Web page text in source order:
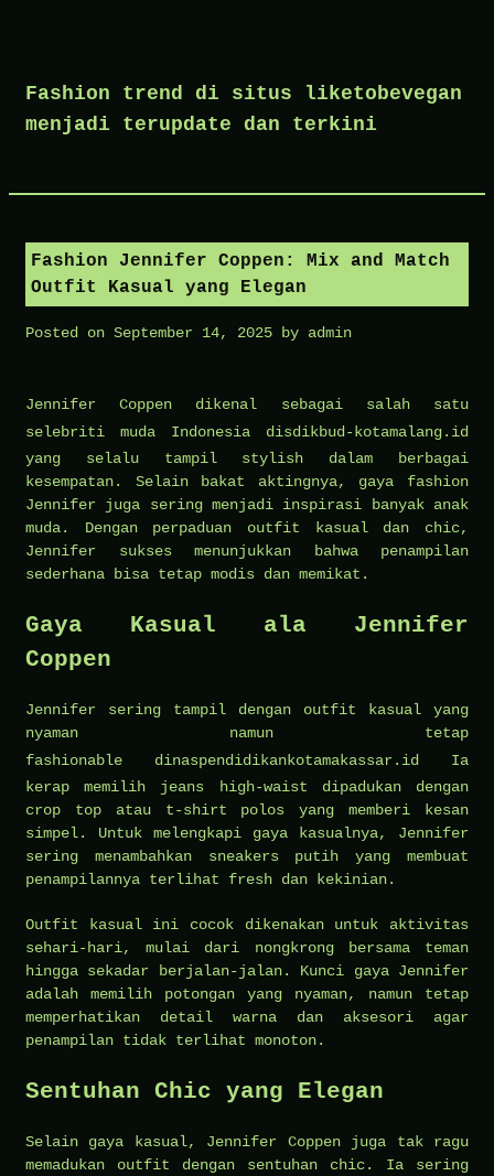
content
Fashion trend di situs liketobevegan
menjadi terupdate dan terkini
Fashion Jennifer Coppen: Mix and Match
Outfit Kasual yang Elegan
Posted on September 14, 2025 by admin
Jennifer Coppen dikenal sebagai salah satu
selebriti muda Indonesia disdikbud-kotamalang.id
yang selalu tampil stylish dalam berbagai
kesempatan. Selain bakat aktingnya, gaya fashion
Jennifer juga sering menjadi inspirasi banyak anak
muda. Dengan perpaduan outfit kasual dan chic,
Jennifer sukses menunjukkan bahwa penampilan
sederhana bisa tetap modis dan memikat.
Gaya Kasual ala Jennifer
Coppen
Jennifer sering tampil dengan outfit kasual yang
nyaman namun tetap
fashionable dinaspendidikankotamakassar.id Ia
kerap memilih jeans high-waist dipadukan dengan
crop top atau t-shirt polos yang memberi kesan
simpel. Untuk melengkapi gaya kasualnya, Jennifer
sering menambahkan sneakers putih yang membuat
penampilannya terlihat fresh dan kekinian.
Outfit kasual ini cocok dikenakan untuk aktivitas
sehari-hari, mulai dari nongkrong bersama teman
hingga sekadar berjalan-jalan. Kunci gaya Jennifer
adalah memilih potongan yang nyaman, namun tetap
memperhatikan detail warna dan aksesori agar
penampilan tidak terlihat monoton.
Sentuhan Chic yang Elegan
Selain gaya kasual, Jennifer Coppen juga tak ragu
memadukan outfit dengan sentuhan chic. Ia sering